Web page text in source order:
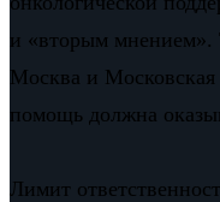
и «вторым
Москва и Московская
помощь должна
Лимит